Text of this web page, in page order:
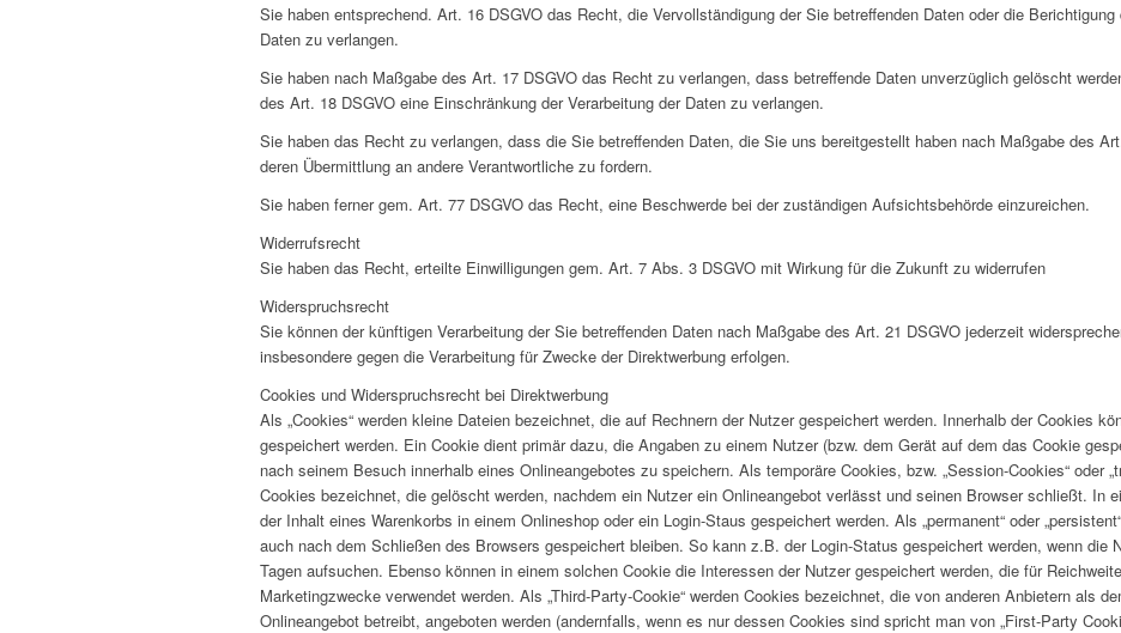
Sie haben entsprechend. Art. 16 DSGVO das Recht, die Vervollständigung der Sie betreffenden Daten oder die
Daten zu verlangen.
Sie haben nach Maßgabe des Art. 17 DSGVO das Recht zu verlangen, dass betreffende Daten unverzüglich gelöscht
des Art. 18 DSGVO eine Einschränkung der Verarbeitung der Daten zu verlangen.
Sie haben das Recht zu verlangen, dass die Sie betreffenden Daten, die Sie uns bereitgestellt haben nach Maßgabe des
deren Übermittlung an andere Verantwortliche zu fordern.
Sie haben ferner gem. Art. 77 DSGVO das Recht, eine Beschwerde bei der zuständigen Aufsichtsbehörde einzureichen.
Widerrufsrecht
Sie haben das Recht, erteilte Einwilligungen gem. Art. 7 Abs. 3 DSGVO mit Wirkung für die Zukunft zu widerrufen
Widerspruchsrecht
Sie können der künftigen Verarbeitung der Sie betreffenden Daten nach Maßgabe des Art. 21 DSGVO jederzeit
insbesondere gegen die Verarbeitung für Zwecke der Direktwerbung erfolgen.
Cookies und Widerspruchsrecht bei Direktwerbung
Als „Cookies“ werden kleine Dateien bezeichnet, die auf Rechnern der Nutzer gespeichert werden. Innerhalb der Cookies
gespeichert werden. Ein Cookie dient primär dazu, die Angaben zu einem Nutzer (bzw. dem Gerät auf dem das Cookie
nach seinem Besuch innerhalb eines Onlineangebotes zu speichern. Als temporäre Cookies, bzw. „Session-Cookies“ oder
Cookies bezeichnet, die gelöscht werden, nachdem ein Nutzer ein Onlineangebot verlässt und seinen Browser schließt. In
der Inhalt eines Warenkorbs in einem Onlineshop oder ein Login-Staus gespeichert werden. Als „permanent“ oder
auch nach dem Schließen des Browsers gespeichert bleiben. So kann z.B. der Login-Status gespeichert werden, wenn die
Tagen aufsuchen. Ebenso können in einem solchen Cookie die Interessen der Nutzer gespeichert werden, die für
Marketingzwecke verwendet werden. Als „Third-Party-Cookie“ werden Cookies bezeichnet, die von anderen Anbietern als
Onlineangebot betreibt, angeboten werden (andernfalls, wenn es nur dessen Cookies sind spricht man von „First-Party